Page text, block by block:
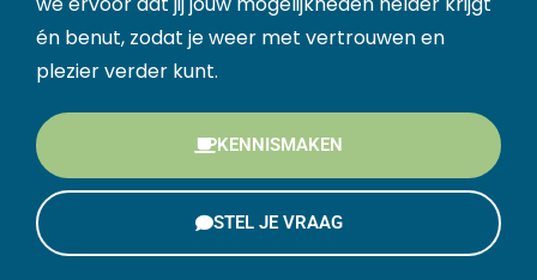
én benut, zodat je weer met vertrouwen en
plezier verder kunt.
KENNISMAKEN
STEL JE VRAAG